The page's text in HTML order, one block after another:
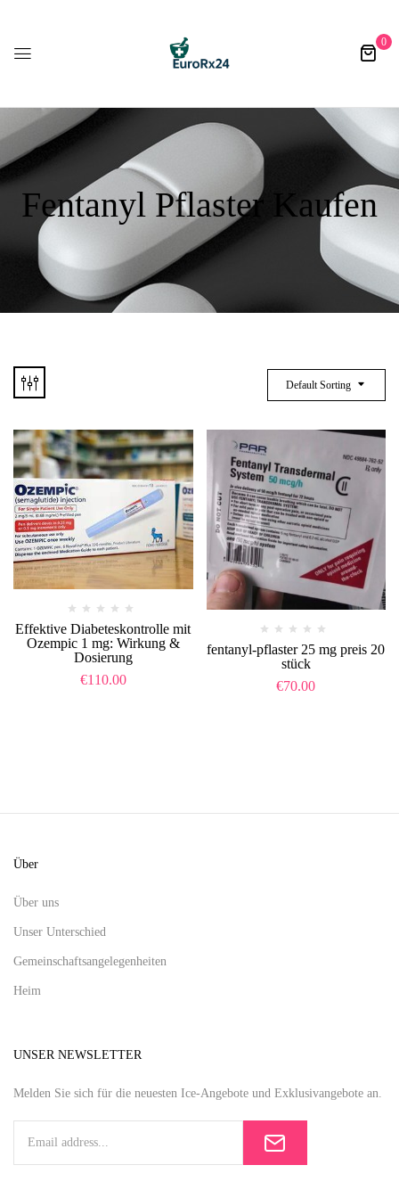
0
Fentanyl Pflaster Kaufen
Default Sorting
Effektive Diabeteskontrolle mit
Ozempic 1 mg: Wirkung &
Dosierung
€110.00
fentanyl-pflaster 25 mg preis 20
stück​
€70.00
Über
Über uns
Unser Unterschied
Gemeinschaftsangelegenheiten
Heim
UNSER NEWSLETTER
Melden Sie sich für die neuesten Ice-Angebote und Exklusivangebote an.